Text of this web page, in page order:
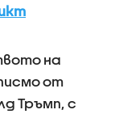
на
от
Тръмп, с